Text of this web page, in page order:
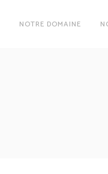
NOTRE DOMAINE